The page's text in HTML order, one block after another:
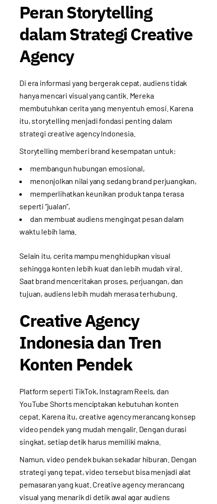
Peran Storytelling
dalam Strategi Creative
Agency
Di era informasi yang bergerak cepat, audiens tidak
hanya mencari visual yang cantik. Mereka
membutuhkan cerita yang menyentuh emosi. Karena
itu, storytelling menjadi fondasi penting dalam
strategi creative agency Indonesia.
Storytelling memberi brand kesempatan untuk:
membangun hubungan emosional,
menonjolkan nilai yang sedang brand perjuangkan,
memperlihatkan keunikan produk tanpa terasa
seperti “jualan”,
dan membuat audiens mengingat pesan dalam
waktu lebih lama.
Selain itu, cerita mampu menghidupkan visual
sehingga konten lebih kuat dan lebih mudah viral.
Saat brand menceritakan proses, perjuangan, dan
tujuan, audiens lebih mudah merasa terhubung.
Creative Agency
Indonesia dan Tren
Konten Pendek
Platform seperti TikTok, Instagram Reels, dan
YouTube Shorts menciptakan kebutuhan konten
cepat. Karena itu, creative agency merancang konsep
video pendek yang mudah mengalir. Dengan durasi
singkat, setiap detik harus memiliki makna.
Namun, video pendek bukan sekadar hiburan. Dengan
strategi yang tepat, video tersebut bisa menjadi alat
pemasaran yang kuat. Creative agency merancang
visual yang menarik di detik awal agar audiens